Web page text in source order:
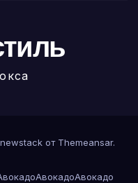
от Themeansar.
АвокадоАвокадо